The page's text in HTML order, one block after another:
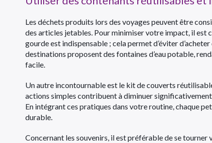
Les déchets produits lors des voyages peuvent être
des articles jetables. Pour minimiser votre impact, il est
gourde est indispensable ; cela permet d’éviter
destinations proposent des fontaines d’eau potable,
facile.
Un autre incontournable est le kit de couverts
actions simples contribuent à diminuer
En intégrant ces pratiques dans votre routine, chaque
durable.
Concernant les souvenirs, il est préférable de se